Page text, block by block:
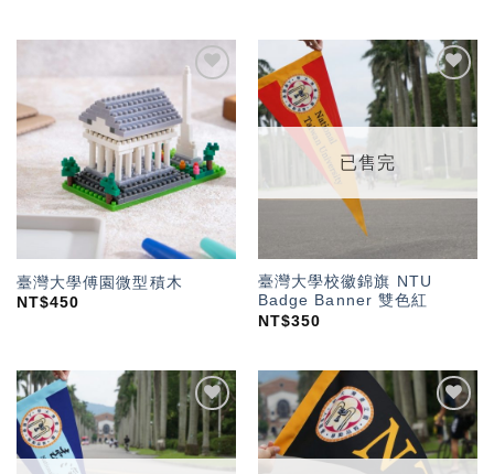
加入
「願
望輕
單」
臺灣大學傅園微型積木
NT$450
加入
「願
望輕
已售完
臺灣大學校徽錦旗 NTU
Badge Banner 雙色紅
NT$350
加入
「願
望輕
加入
「願
望輕